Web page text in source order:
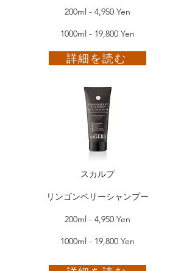
200ml - 4,950 Yen
1000ml - 19,800 Yen
詳細を読む
スカルプ
リンゴンベリーシャンプー
200ml - 4,950 Yen
1000ml - 19,800 Yen